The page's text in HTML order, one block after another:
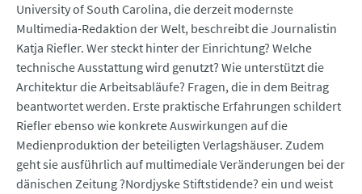
University of South Carolina, die derzeit modernste
Multimedia-Redaktion der Welt, beschreibt die Journalistin
Katja Riefler. Wer steckt hinter der Einrichtung? Welche
technische Ausstattung wird genutzt? Wie unterstützt die
Architektur die Arbeitsabläufe? Fragen, die in dem Beitrag
beantwortet werden. Erste praktische Erfahrungen schildert
Riefler ebenso wie konkrete Auswirkungen auf die
Medienproduktion der beteiligten Verlagshäuser. Zudem
geht sie ausführlich auf multimediale Veränderungen bei der
dänischen Zeitung ?Nordjyske Stiftstidende? ein und weist